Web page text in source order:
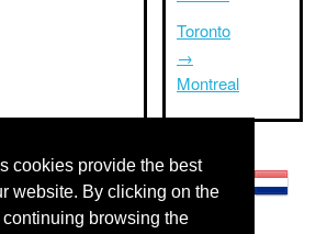
cookies provide the best
website. By clicking on the
browsing the
Toronto
→
Montreal